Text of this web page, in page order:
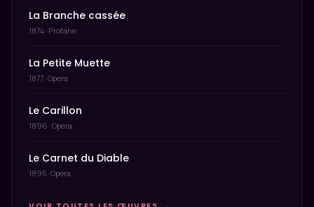
La Branche cassée
1874 · Profane
La Petite Muette
1877 · Opera
Le Carillon
1896 · Opera
Le Carnet du Diable
1895 · Opera